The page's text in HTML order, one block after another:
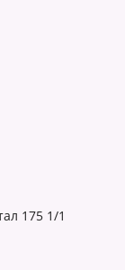
175 1/1